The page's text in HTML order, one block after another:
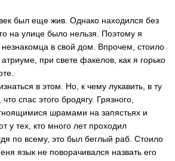
был еще жив. Однако находился без
на улице было нельзя. Поэтому я
незнакомца в свой дом. Впрочем, стоило
при свете факелов, как я горько
в этом. Но, к чему лукавить, в ту
спас этого бродягу. Грязного,
шрамами на запястьях и
у тех, кто много лет проходил
по всему, это был беглый раб. Стоило
язык не поворачивался назвать его